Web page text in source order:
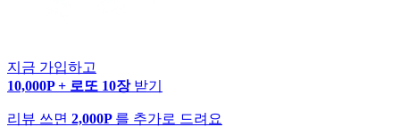
지금 가입하고
10,000P + 로또 10장 받기
리뷰 쓰면 2,000P 를 추가로 드려요